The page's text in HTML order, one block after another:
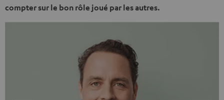
compter sur le bon rôle joué par les autres.